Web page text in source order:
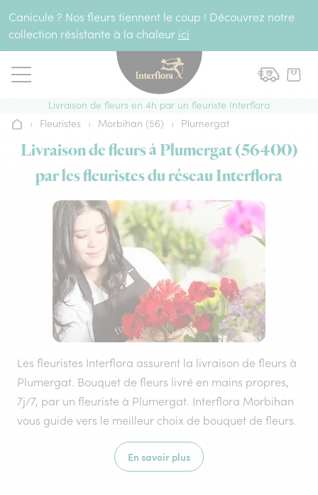
Canicule ? Nos fleurs tiennent le coup ! Découvrez notre
collection résistante à la chaleur ici
Livraison de fleurs en 4h par un fleuriste Interflora
Accueil
› Fleuristes › Morbihan (56) › Plumergat
Livraison de fleurs à Plumergat (56400)
par les fleuristes du réseau Interflora
Les fleuristes Interflora assurent la livraison de fleurs à
Plumergat. Bouquet de fleurs livré en mains propres,
7j/7, par un fleuriste à Plumergat. Interflora Morbihan
vous guide vers le meilleur choix de bouquet de fleurs.
En savoir plus